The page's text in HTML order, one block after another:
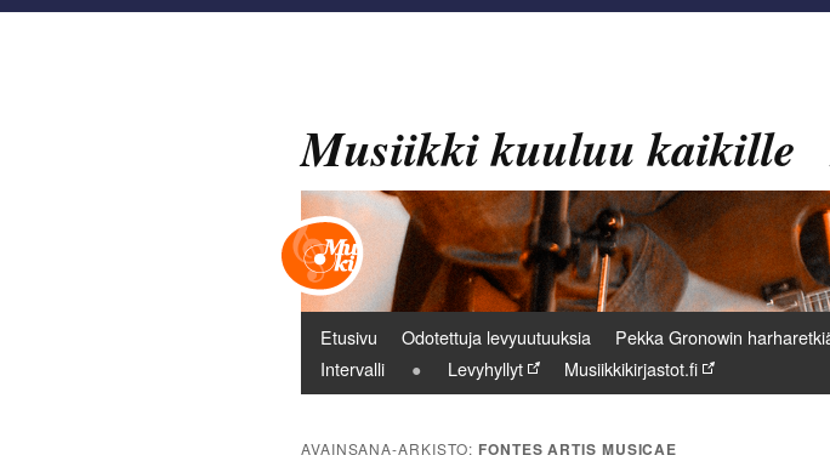
Musiikki kuuluu kaikille
Päävalikko
Etusivu Odotettuja levyuutuuksia Pekka Gronowin
Intervalli
Levyhyllyt Musiikkikirjastot.fi
AVAINSANA-ARKISTO: FONTES ARTIS MUSICAE